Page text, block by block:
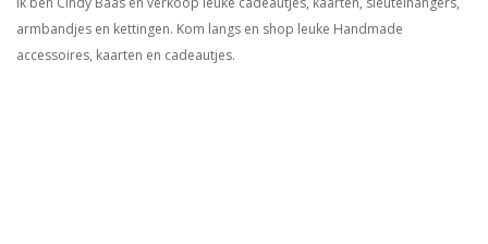
armbandjes en kettingen. Kom langs en shop leuke Handmade
accessoires, kaarten en cadeautjes.